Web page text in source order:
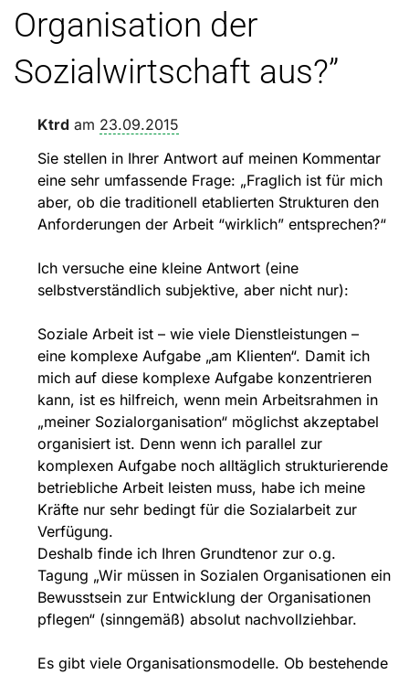
Organisation der
Sozialwirtschaft aus?”
Ktrd am 23.09.2015
Sie stellen in Ihrer Antwort auf meinen Kommentar
eine sehr umfassende Frage: „Fraglich ist für mich
aber, ob die traditionell etablierten Strukturen den
Anforderungen der Arbeit “wirklich” entsprechen?“
Ich versuche eine kleine Antwort (eine
selbstverständlich subjektive, aber nicht nur):
Soziale Arbeit ist – wie viele Dienstleistungen –
eine komplexe Aufgabe „am Klienten“. Damit ich
mich auf diese komplexe Aufgabe konzentrieren
kann, ist es hilfreich, wenn mein Arbeitsrahmen in
„meiner Sozialorganisation“ möglichst akzeptabel
organisiert ist. Denn wenn ich parallel zur
komplexen Aufgabe noch alltäglich strukturierende
betriebliche Arbeit leisten muss, habe ich meine
Kräfte nur sehr bedingt für die Sozialarbeit zur
Verfügung.
Deshalb finde ich Ihren Grundtenor zur o.g.
Tagung „Wir müssen in Sozialen Organisationen ein
Bewusstsein zur Entwicklung der Organisationen
pflegen“ (sinngemäß) absolut nachvollziehbar.
Es gibt viele Organisationsmodelle. Ob bestehende